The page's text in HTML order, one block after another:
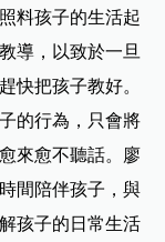
料孩子的生活起
導，以致於一旦
快把孩子教好。
的行為，只會將
來愈不聽話。廖
間陪伴孩子，與
孩子的日常生活